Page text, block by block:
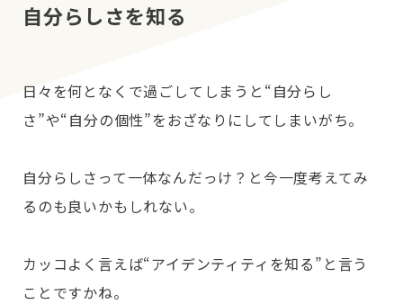
自分らしさを知る
日々を何となくで過ごしてしまうと“自分らし
さ”や“自分の個性”をおざなりにしてしまいがち。
自分らしさって一体なんだっけ？と今一度考えてみ
るのも良いかもしれない。
カッコよく言えば“アイデンティティを知る”と言う
ことですかね。